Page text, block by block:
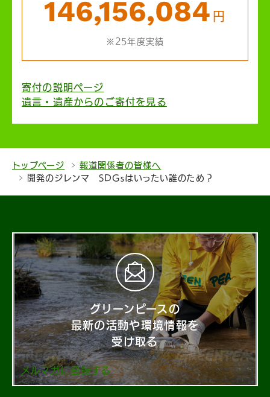
146,156,084 円
※25年度実績
寄付の説明ページ
遺言・遺産からのご寄付を見る
トップページ
報道関係者の皆様へ
開発のジレンマ SDGsはいったい誰のため？
グリーンピースの
最新の活動や環境情報を
受け取る
メルマガに登録する